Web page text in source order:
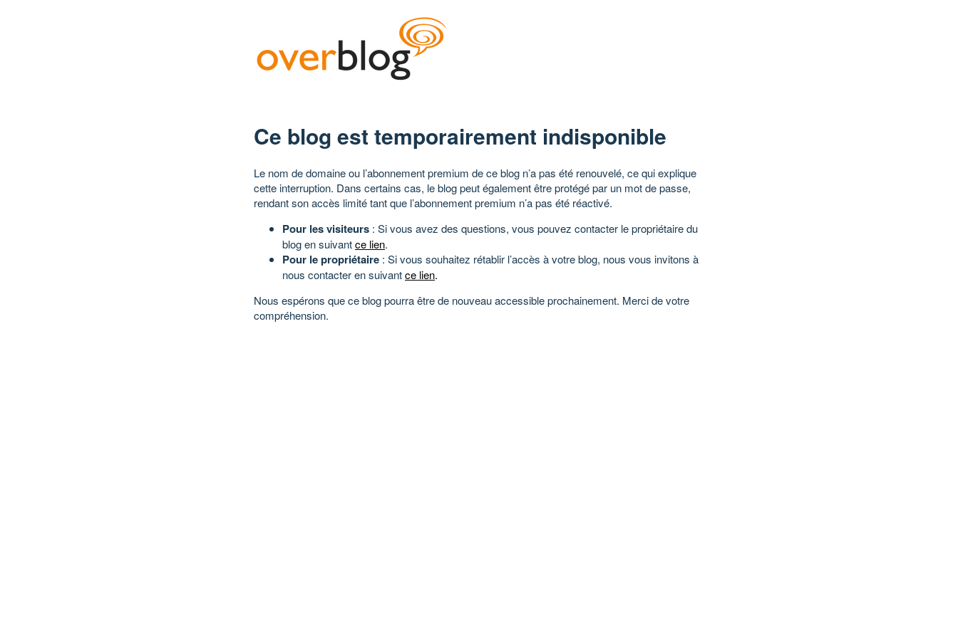
Ce blog est temporairement indisponible
Le nom de domaine ou l’abonnement premium de ce blog n’a pas été renouvelé, ce qui explique
cette interruption. Dans certains cas, le blog peut également être protégé par un mot de passe,
rendant son accès limité tant que l’abonnement premium n’a pas été réactivé.
Pour les visiteurs : Si vous avez des questions, vous pouvez contacter le propriétaire du
blog en suivantce lien.
Pour le propriétaire : Si vous souhaitez rétablir l’accès à votre blog, nous vous invitons à
nous contacter en suivantce lien.
Nous espérons que ce blog pourra être de nouveau accessible prochainement. Merci de votre
compréhension.